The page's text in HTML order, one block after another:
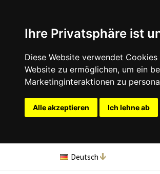
Ihre Privatsphäre ist
Diese Website verwendet
Website zu ermöglichen, um ein
Marketinginteraktionen zu
Alle akzeptieren Ich lehne ab
Deutsch